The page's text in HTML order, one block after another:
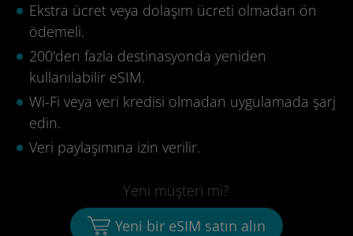
Ekstra ücret veya dolaşım ücreti olmadan ön
ödemeli.
200'den fazla destinasyonda yeniden
kullanılabilir eSIM.
Wi-Fi veya veri kredisi olmadan uygulamada şarj
edin.
Veri paylaşımına izin verilir.
Yeni müşteri mi?
Yeni bir eSIM satın alın